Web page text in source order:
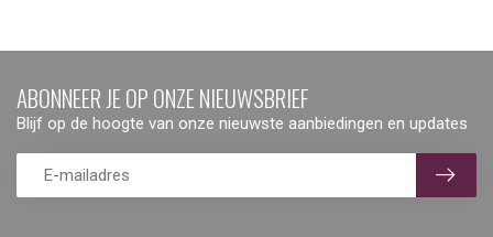
ABONNEER JE OP ONZE NIEUWSBRIEF
Blijf op de hoogte van onze nieuwste aanbiedingen en updates